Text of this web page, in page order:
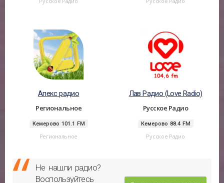
Апекс радио
Региональное
Кемерово 101.1 FM
Региональное
Лав Радио (Love Radio)
Русское Радио
Кемерово 88.4 FM
Русское Радио
Не нашли радио?
Воспользуйтесь